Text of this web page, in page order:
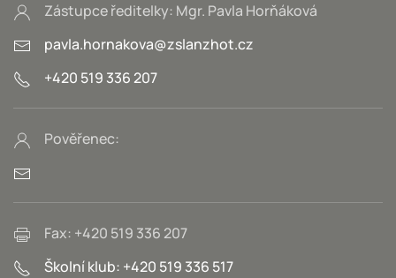
Zástupce ředitelky: Mgr. Pavla Horňáková
pavla.hornakova@zslanzhot.cz
+420 519 336 207
Pověřenec:
Fax: +420 519 336 207
Školní klub: +420 519 336 517